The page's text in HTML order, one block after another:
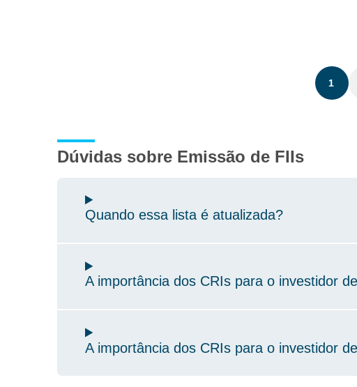
1
Dúvidas sobre Emissão de FIIs
Quando essa lista é atualizada?
A importância dos CRIs para o investidor
A importância dos CRIs para o investidor